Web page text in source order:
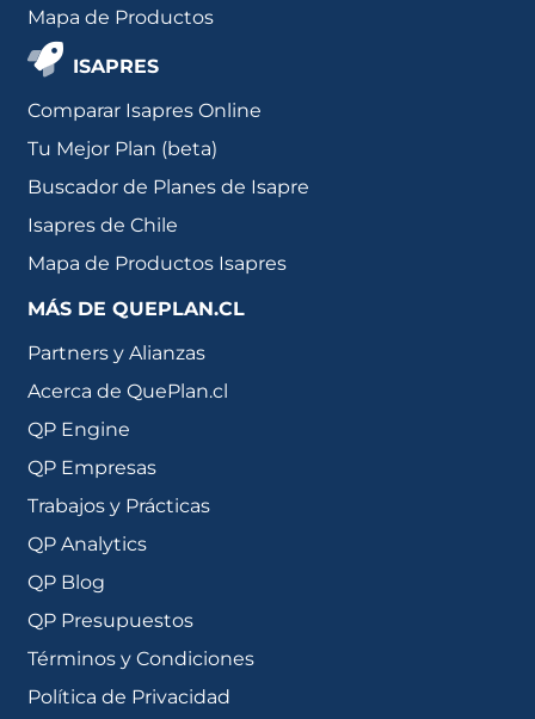
Mapa de Productos
ISAPRES
Comparar Isapres Online
Tu Mejor Plan (beta)
Buscador de Planes de Isapre
Isapres de Chile
Mapa de Productos Isapres
MÁS DE QUEPLAN.CL
Partners y Alianzas
Acerca de QuePlan.cl
QP Engine
QP Empresas
Trabajos y Prácticas
QP Analytics
QP Blog
QP Presupuestos
Términos y Condiciones
Política de Privacidad